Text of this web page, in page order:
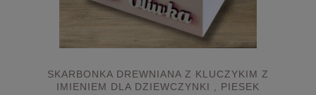
SKARBONKA DREWNIANA Z KLUCZYKIM Z
IMIENIEM DLA DZIEWCZYNKI , PIESEK